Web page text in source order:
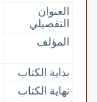
العنوان
التفصيلي
المؤلف
بداية الكتاب
نهاية الكتاب